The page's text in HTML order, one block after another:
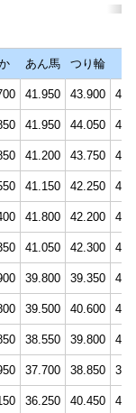
あん馬 つり輪
41.950 43.900
41.950 44.050
41.200 43.750
41.150 42.250
41.800 42.200
41.050 42.300
39.800 39.350
39.500 40.600
38.550 39.800
37.700 38.850
36.250 40.450